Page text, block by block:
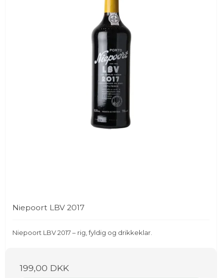
Niepoort LBV 2017
Niepoort LBV 2017 – rig, fyldig og drikkeklar.
199,00 DKK